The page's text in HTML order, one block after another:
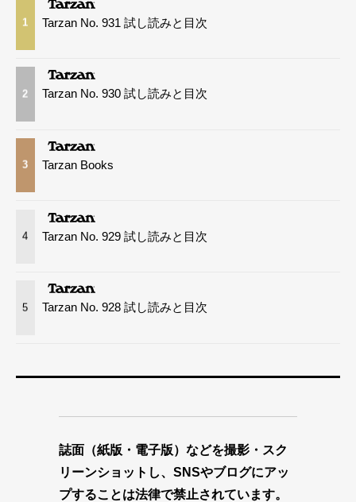
1 Tarzan No. 931 試し読みと目次
2 Tarzan No. 930 試し読みと目次
3 Tarzan Books
4 Tarzan No. 929 試し読みと目次
5 Tarzan No. 928 試し読みと目次
誌面（紙版・電子版）などを撮影・スク
リーンショットし、SNSやブログにアッ
プすることは法律で禁止されています。